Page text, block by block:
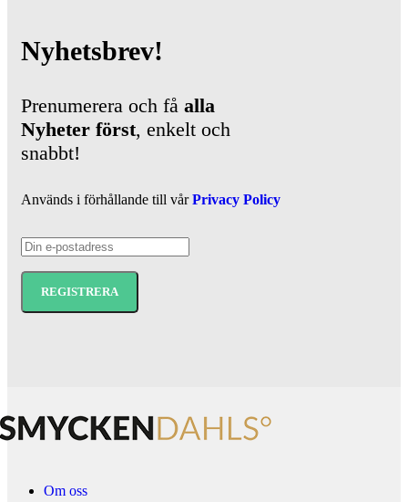
Nyhetsbrev!
Prenumerera och få alla
Nyheter först, enkelt och
snabbt!
Används i förhållande till vårPrivacy Policy
Om oss